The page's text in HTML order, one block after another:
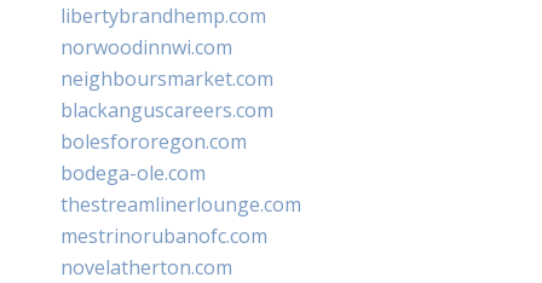
libertybrandhemp.com
norwoodinnwi.com
neighboursmarket.com
blackanguscareers.com
bolesfororegon.com
bodega-ole.com
thestreamlinerlounge.com
mestrinorubanofc.com
novelatherton.com